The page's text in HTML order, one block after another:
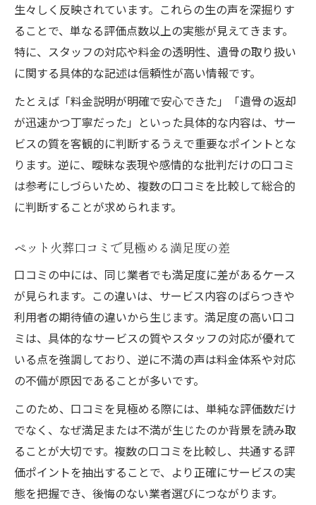
生々しく反映されています。これらの生の声を深掘りす
ることで、単なる評価点数以上の実態が見えてきます。
特に、スタッフの対応や料金の透明性、遺骨の取り扱い
に関する具体的な記述は信頼性が高い情報です。
たとえば「料金説明が明確で安心できた」「遺骨の返却
が迅速かつ丁寧だった」といった具体的な内容は、サー
ビスの質を客観的に判断するうえで重要なポイントとな
ります。逆に、曖昧な表現や感情的な批判だけの口コミ
は参考にしづらいため、複数の口コミを比較して総合的
に判断することが求められます。
ペット火葬口コミで見極める満足度の差
口コミの中には、同じ業者でも満足度に差があるケース
が見られます。この違いは、サービス内容のばらつきや
利用者の期待値の違いから生じます。満足度の高い口コ
ミは、具体的なサービスの質やスタッフの対応が優れて
いる点を強調しており、逆に不満の声は料金体系や対応
の不備が原因であることが多いです。
このため、口コミを見極める際には、単純な評価数だけ
でなく、なぜ満足または不満が生じたのか背景を読み取
ることが大切です。複数の口コミを比較し、共通する評
価ポイントを抽出することで、より正確にサービスの実
態を把握でき、後悔のない業者選びにつながります。